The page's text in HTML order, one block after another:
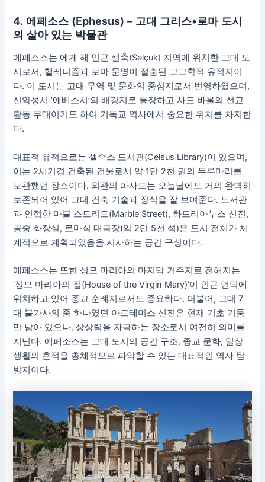
4. 에페소스 (Ephesus) – 고대 그리스•로마 도시
의 살아 있는 박물관
에페소스는 에게 해 인근 셀축(Selçuk) 지역에 위치한 고대 도
시로서, 헬레니즘과 로마 문명이 절충된 고고학적 유적지이
다. 이 도시는 고대 무역 및 문화의 중심지로서 번영하였으며,
신약성서 ‘에베소서’의 배경지로 등장하고 사도 바울의 선교
활동 무대이기도 하여 기독교 역사에서 중요한 위치를 차지한
다.
대표적 유적으로는 셀수스 도서관(Celsus Library)이 있으며,
이는 2세기경 건축된 건물로서 약 1만 2천 권의 두루마리를
보관했던 장소이다. 외관의 파사드는 오늘날에도 거의 완벽히
보존되어 있어 고대 건축 기술과 장식을 잘 보여준다. 도서관
과 인접한 마블 스트리트(Marble Street), 하드리아누스 신전,
공중 화장실, 로마식 대극장(약 2만 5천 석)은 도시 전체가 체
계적으로 계획되었음을 시사하는 공간 구성이다.
에페소스는 또한 성모 마리아의 마지막 거주지로 전해지는
‘성모 마리아의 집(House of the Virgin Mary)’이 인근 언덕에
위치하고 있어 종교 순례지로서도 중요하다. 더불어, 고대 7
대 불가사의 중 하나였던 아르테미스 신전은 현재 기초 기둥
만 남아 있으나, 상상력을 자극하는 장소로서 여전히 의미를
지닌다. 에페소스는 고대 도시의 공간 구조, 종교 문화, 일상
생활의 흔적을 총체적으로 파악할 수 있는 대표적인 역사 탐
방지이다.